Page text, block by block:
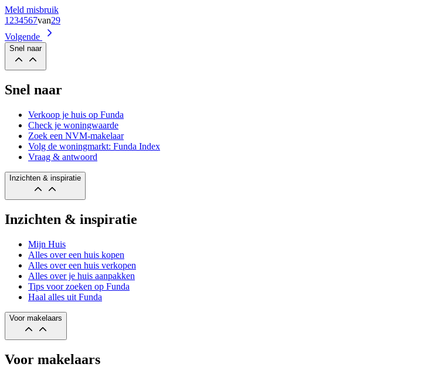
Meld misbruik
1 234567van29
Volgende
Snel naar
Snel naar
Verkoop je huis op Funda
Check je woningwaarde
Zoek een NVM-makelaar
Volg de woningmarkt: Funda Index
Vraag & antwoord
Inzichten & inspiratie
Inzichten & inspiratie
Mijn Huis
Alles over een huis kopen
Alles over een huis verkopen
Alles over je huis aanpakken
Tips voor zoeken op Funda
Haal alles uit Funda
Voor makelaars
Voor makelaars